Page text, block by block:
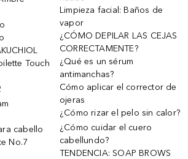
Touch
cabello
No.7
Limpieza facial: Baños de
vapor
¿CÓMO DEPILAR LAS CEJAS
CORRECTAMENTE?
¿Qué es un sérum
antimanchas?
Cómo aplicar el corrector de
ojeras
¿Cómo rizar el pelo sin calor?
¿Cómo cuidar el cuero
cabellundo?
TENDENCIA: SOAP BROWS